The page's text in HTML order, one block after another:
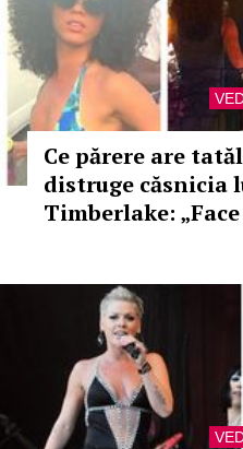
Ce părere are
distruge căsnicia
Timberlake: